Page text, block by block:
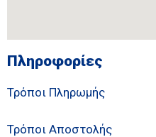
Πληροφορίες
Τρόποι Πληρωμής
Τρόποι Αποστολής